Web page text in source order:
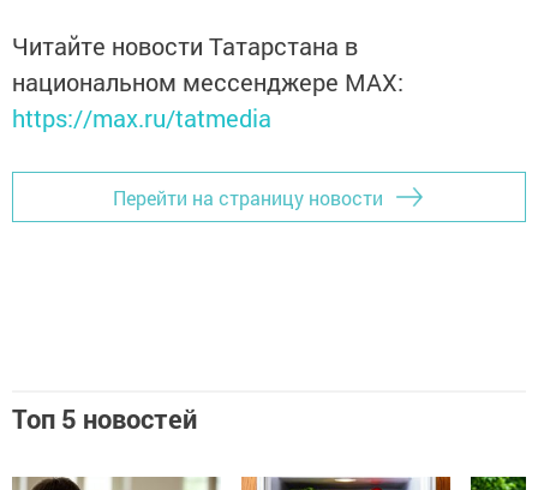
Читайте новости Татарстана в
национальном мессенджере MАХ:
https://max.ru/tatmedia
Перейти на страницу новости
Топ 5 новостей